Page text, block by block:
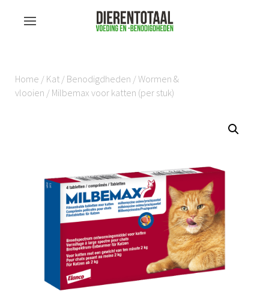
Home / Kat / Benodigdheden /Wormen &
vlooien / Milbemax voor katten (per stuk)